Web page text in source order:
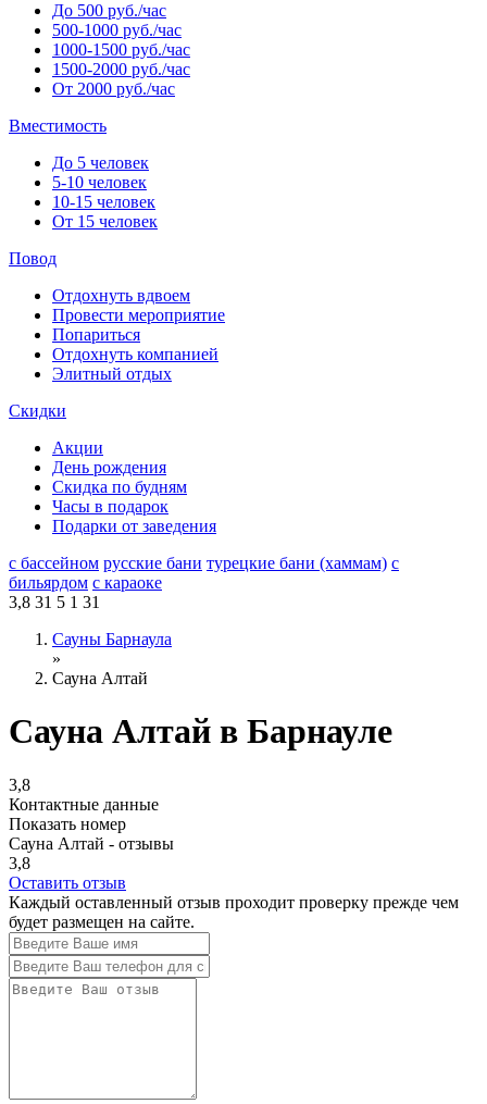
До 500 руб./час
500-1000 руб./час
1000-1500 руб./час
1500-2000 руб./час
От 2000 руб./час
Вместимость
До 5 человек
5-10 человек
10-15 человек
От 15 человек
Повод
Отдохнуть вдвоем
Провести мероприятие
Попариться
Отдохнуть компанией
Элитный отдых
Скидки
Акции
День рождения
Скидка по будням
Часы в подарок
Подарки от заведения
с бассейном русские бани турецкие бани (хаммам) с
бильярдом с караоке
3,8 31 5 1 31
Сауны Барнаула
»
Сауна Алтай
Сауна Алтай в Барнауле
3,8
Контактные данные
Показать номер
Сауна Алтай - отзывы
3,8
Оставить отзыв
Каждый оставленный отзыв проходит проверку прежде чем
будет размещен на сайте.